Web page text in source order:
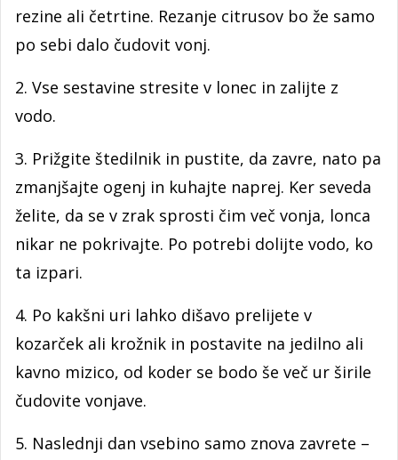
rezine ali četrtine. Rezanje citrusov bo že samo
po sebi dalo čudovit vonj.
2. Vse sestavine stresite v lonec in zalijte z
vodo.
3. Prižgite štedilnik in pustite, da zavre, nato pa
zmanjšajte ogenj in kuhajte naprej. Ker seveda
želite, da se v zrak sprosti čim več vonja, lonca
nikar ne pokrivajte. Po potrebi dolijte vodo, ko
ta izpari.
4. Po kakšni uri lahko dišavo prelijete v
kozarček ali krožnik in postavite na jedilno ali
kavno mizico, od koder se bodo še več ur širile
čudovite vonjave.
5. Naslednji dan vsebino samo znova zavrete –